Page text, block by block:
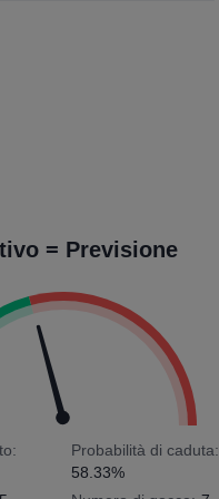
= Previsione
Probabilità di caduta:
58.33%